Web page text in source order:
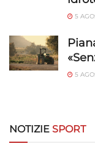
Identificare i
Utilizzare dati di
Riconoscere i
rilevare frodi,
e presentare
5
5
NOTIZIE SPORT